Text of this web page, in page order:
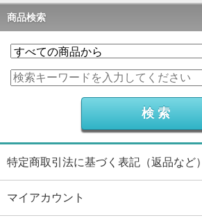
商品検索
特定商取引法に基づく表記（返品など）
マイアカウント